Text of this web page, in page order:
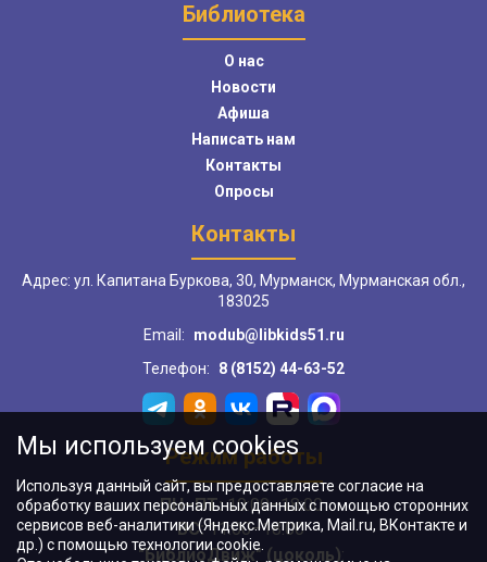
Библиотека
О нас
Новости
Афиша
Написать нам
Контакты
Опросы
Контакты
Адрес: ул. Капитана Буркова, 30, Мурманск, Мурманская обл.,
183025
Email:
modub@libkids51.ru
Телефон:
8 (8152) 44-63-52
Режим работы
ПН–ПТ:10:00–18:00
ВС:11:00–18:00
"БиблиоДвиж" (цоколь):
Мы используем cookies
Используя данный сайт, вы предоставляете согласие на
обработку ваших персональных данных с помощью сторонних
сервисов веб-аналитики (Яндекс.Метрика, Mail.ru, ВКонтакте и
др.) с помощью технологии cookie.